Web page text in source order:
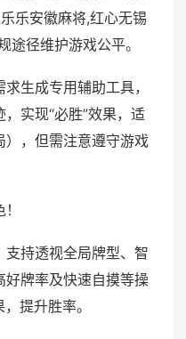
乐安徽麻将,红心无锡
途径维护游戏公平。
生成专用辅助工具，
实现“必胜”效果，适
），但需注意遵守游戏
持透视全局牌型、智
好牌率及快速自摸等操
提升胜率。